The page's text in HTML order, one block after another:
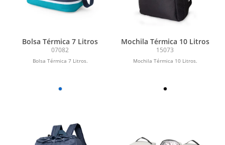
Bolsa Térmica 7 Litros
07082
Bolsa Térmica 7 Litros.
Mochila Térmica 10 Litros
15073
Mochila Térmica 10 Litros.